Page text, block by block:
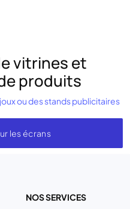
vitrines et
produits
ou des stands publicitaires
les écrans
NOS SERVICES